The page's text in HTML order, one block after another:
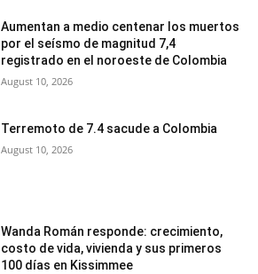
Aumentan a medio centenar los muertos
por el seísmo de magnitud 7,4
registrado en el noroeste de Colombia
August 10, 2026
Terremoto de 7.4 sacude a Colombia
August 10, 2026
Wanda Román responde: crecimiento,
costo de vida, vivienda y sus primeros
100 días en Kissimmee